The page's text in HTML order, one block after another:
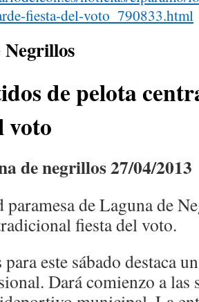
fiesta-del-voto_790833.html
de pelota
voto
de negrillos27/04/2013
de Laguna de
fiesta del voto.
este sábado destaca
Dará comienzo a las